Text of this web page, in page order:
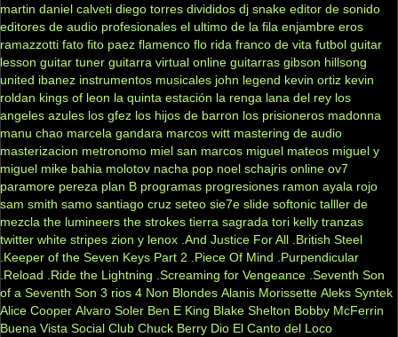
martin daniel calveti diego torres divididos dj snake editor de sonido
editores de audio profesionales el ultimo de la fila enjambre eros
ramazzotti fato fito paez flamenco flo rida franco de vita futbol guitar
lesson guitar tuner guitarra virtual online guitarras gibson hillsong
united ibanez instrumentos musicales john legend kevin ortiz kevin
roldan kings of leon la quinta estación la renga lana del rey los
angeles azules los gfez los hijos de barron los prisioneros madonna
manu chao marcela gandara marcos witt mastering de audio
masterizacion metronomo miel san marcos miguel mateos miguel y
miguel mike bahia molotov nacha pop noel schajris online ov7
paramore pereza plan B programas progresiones ramon ayala rojo
sam smith samo santiago cruz seteo sie7e slide softonic talller de
mezcla the lumineers the strokes tierra sagrada tori kelly tranzas
twitter white stripes zion y lenox .And Justice For All .British Steel
.Keeper of the Seven Keys Part 2 .Piece Of Mind .Purpendicular
.Reload .Ride the Lightning .Screaming for Vengeance .Seventh Son
of a Seventh Son 3 rios 4 Non Blondes Alanis Morissette Aleks Syntek
Alice Cooper Alvaro Soler Ben E King Blake Shelton Bobby McFerrin
Buena Vista Social Club Chuck Berry Dio El Canto del Loco